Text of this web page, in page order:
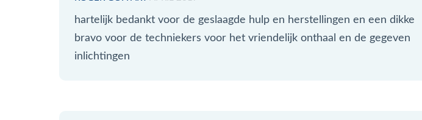
hartelijk bedankt voor de geslaagde hulp en herstellingen en een dikke
bravo voor de techniekers voor het vriendelijk onthaal en de gegeven
inlichtingen